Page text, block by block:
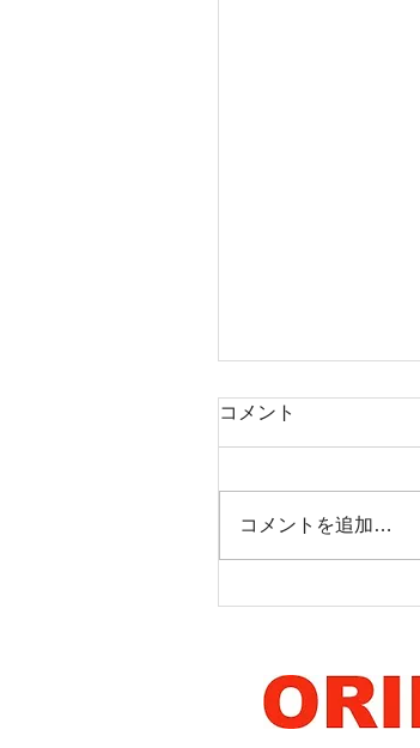
コメント
コメントを追加…